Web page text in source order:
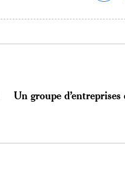
Un groupe